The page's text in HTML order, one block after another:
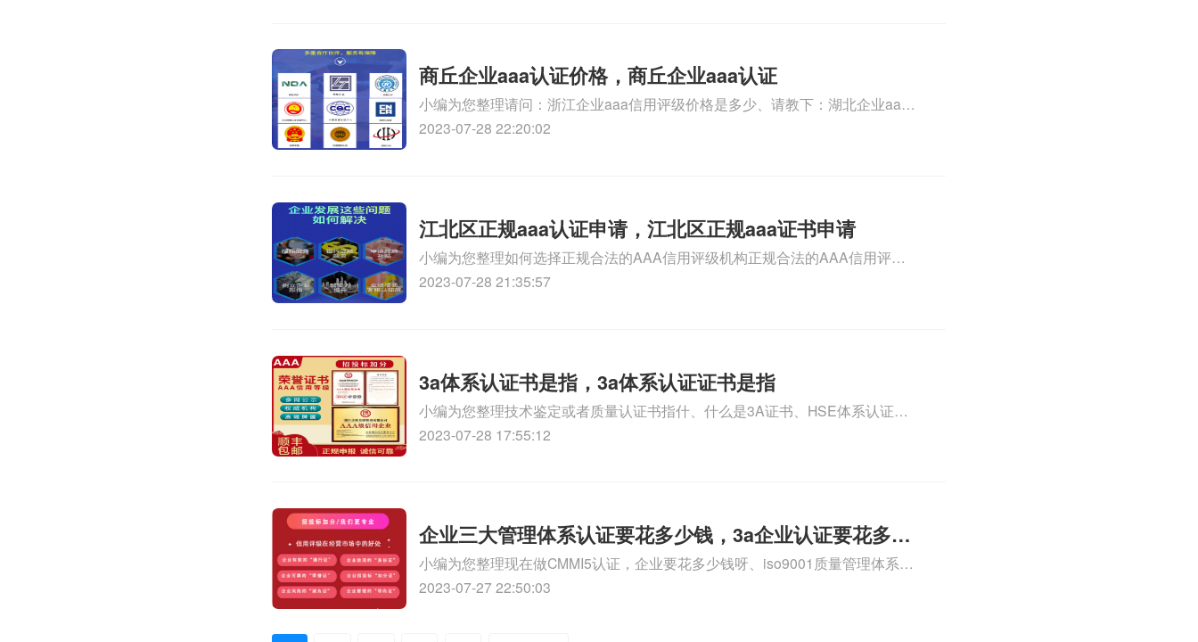
商丘企业aaa认证价格，商丘企业aaa认证
小编为您整理请问：浙江企业aaa信用评级价格是多少、请教下：湖北企业aaa
信用评级价格多少钱、嘉定ISO认证高邮AAA认证价格是多少、企业AAA认证的
2023-07-28 22:20:02
江北区正规aaa认证申请，江北区正规aaa证书申请
小编为您整理如何选择正规合法的AAA信用评级机构正规合法的AAA信用评级
机构特征、你好申请AAA信用可以直接申请AAA吗、请问FSC认证在哪里申请
2023-07-28 21:35:57
3a体系认证书是指，3a体系认证证书是指
小编为您整理技术鉴定或者质量认证书指什、什么是3A证书、HSE体系认证书
怎么办、什么是3A认证，3A企业证书怎么办、什么是3c认证书相关iso体系认证
2023-07-28 17:55:12
企业三大管理体系认证要花多少钱，3a企业认证要花多少
钱
小编为您整理现在做CMMI5认证，企业要花多少钱呀、iso9001质量管理体系认
证需要花多少钱、自考cma要花多少钱、cmmi认证费用要花多少钱、新时代认
2023-07-27 22:50:03